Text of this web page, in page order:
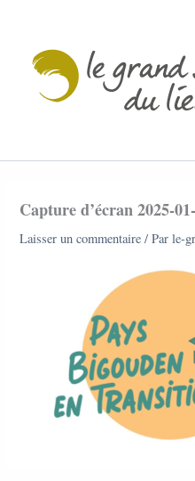
contenu
Capture d’écran 2025-
Laisser un commentaire / Parle-